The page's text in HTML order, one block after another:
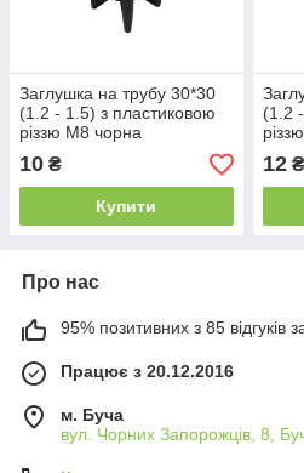
Заглушка на трубу 30*30
(1.2 - 1.5) з пластиковою
різзю М8 чорна
10 ₴
Купити
(1.2
12₴
Про нас
95% позитивних з 85 відгуків
Працює з 20.12.2016
м. Буча
вул. Чорних Запорожців, 8,